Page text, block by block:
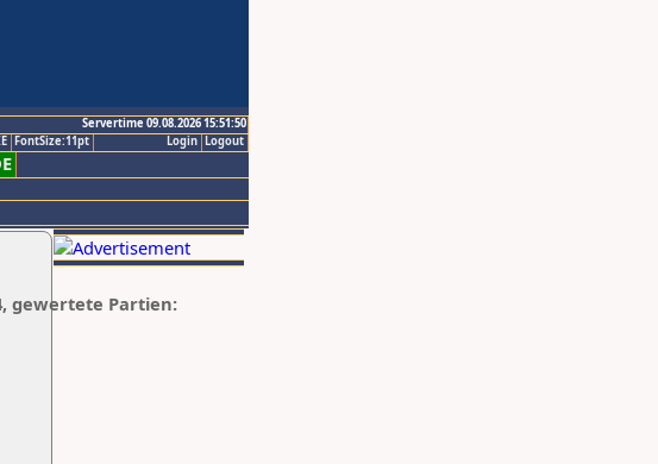
Servertime 09.08.2026 15:51:50
Logout
Login
FontSize:11pt
gewertete Partien: